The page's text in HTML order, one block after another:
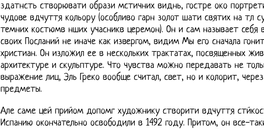
здатнсть створювати образи мстичних виднь, гостре око
чудове вдчуття кольору (особливо гарн золот шати святих на тл
темних костюмв нших учасникв церемон). Он и сам называет себя
своих Посланий не иначе как извергом, видим Мы его сначала
христиан. Он изложил ее в нескольких трактатах, посвященных
архитектуре и скульптуре. Что чувства можно передавать не
выражение лиц, Эль Греко вообще считал, свет, но и колорит,
предметы.
Але саме цей прийом допомг художнику створити вдчуття
Испанию окончательно освободили в 1492 году. Притом, он все-